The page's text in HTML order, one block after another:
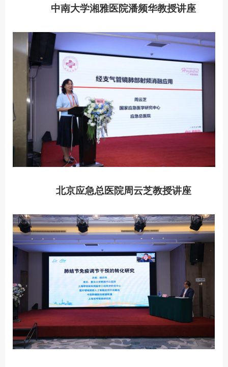
中南大学湘雅医院潘频华教授讲座
北京应急总医院周云芝教授讲座